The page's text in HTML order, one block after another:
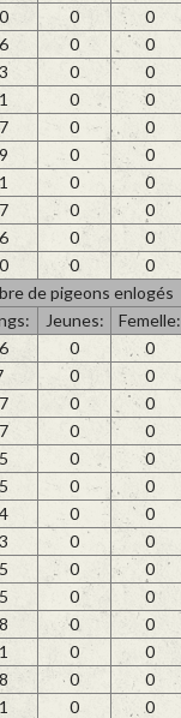
0 0
0 0
0 0
0 0
0 0
0 0
0 0
0 0
0 0
0 0
de pigeons enlogés
Jeunes: Femelle:
0 0
0 0
0 0
0 0
0 0
0 0
0 0
0 0
0 0
0 0
0 0
0 0
0 0
0 0